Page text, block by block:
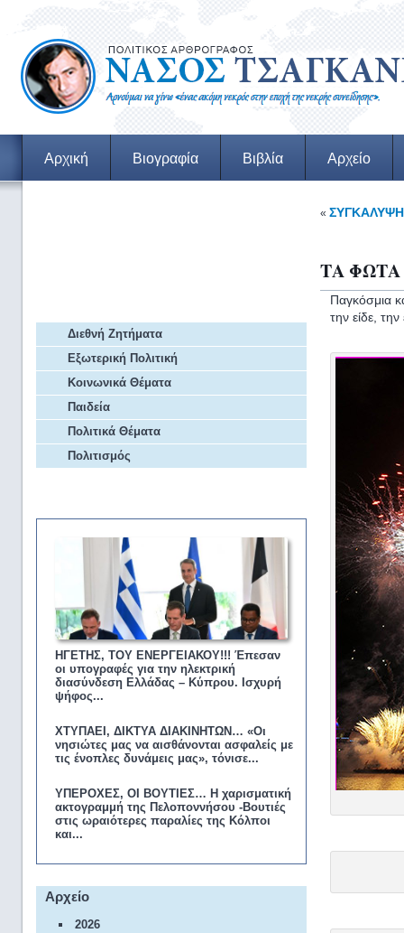
Αρχική Βιογραφία Βιβλία Αρχείο
Διεθνή Ζητήματα
Εξωτερική Πολιτική
Κοινωνικά Θέματα
Παιδεία
Πολιτικά Θέματα
Πολιτισμός
ΗΓΕΤΗΣ, ΤΟΥ ΕΝΕΡΓΕΙΑΚΟΥ!!! Έπεσαν
οι υπογραφές για την ηλεκτρική
διασύνδεση Ελλάδας – Κύπρου. Ισχυρή
ψήφος...
ΧΤΥΠΑΕΙ, ΔΙΚΤΥΑ ΔΙΑΚΙΝΗΤΩΝ… «Οι
νησιώτες μας να αισθάνονται ασφαλείς με
τις ένοπλες δυνάμεις μας», τόνισε...
ΥΠΕΡΟΧΕΣ, ΟΙ ΒΟΥΤΙΕΣ… Η χαρισματική
ακτογραμμή της Πελοποννήσου -Βουτιές
στις ωραιότερες παραλίες της Κόλποι
και...
Αρχείο
2026
«
ΤΑ ΦΩΤΑ
Παγκόσμια
την είδε,